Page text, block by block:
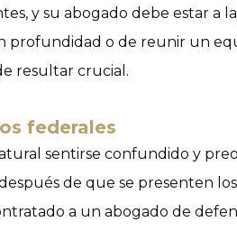
y su abogado debe estar a
profundidad o de reunir un
resultar crucial.
federales
sentirse confundido y
de que se presenten
a un abogado de